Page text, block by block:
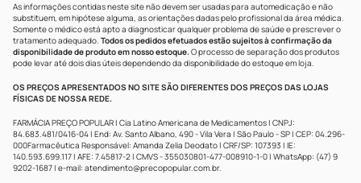
As informações contidas neste site não devem ser usadas para automedicação e não
substituem, em hipótese alguma, as orientações dadas pelo profissional da área médica.
Somente o médico está apto a diagnosticar qualquer problema de saúde e prescrever o
tratamento adequado. Todos os pedidos efetuados estão sujeitos à confirmação da
disponibilidade de produto em nosso estoque.O processo de separação dos produtos
pode levar até dois dias úteis dependendo da disponibilidade do estoque em loja.
OS PREÇOS APRESENTADOS NO SITE SÃO DIFERENTES DOS PREÇOS DAS LOJAS
FÍSICAS DE NOSSA REDE.
FARMÁCIA PREÇO POPULAR | Cia Latino Americana de Medicamentos | CNPJ:
84.683.481/0416-04 | End: Av. Santo Albano, 490 - Vila Vera | São Paulo - SP | CEP: 04.296-
000Farmacêutica Responsável: Amanda Zelia Deodato | CRF/SP: 107393 | IE:
140.593.699.117 | AFE: 7.45817-2 | CMVS - 355030801-477-008910-1-0 | WhatsApp: (47) 9
9202-1687 | e-mail: atendimento@precopopular.com.br.